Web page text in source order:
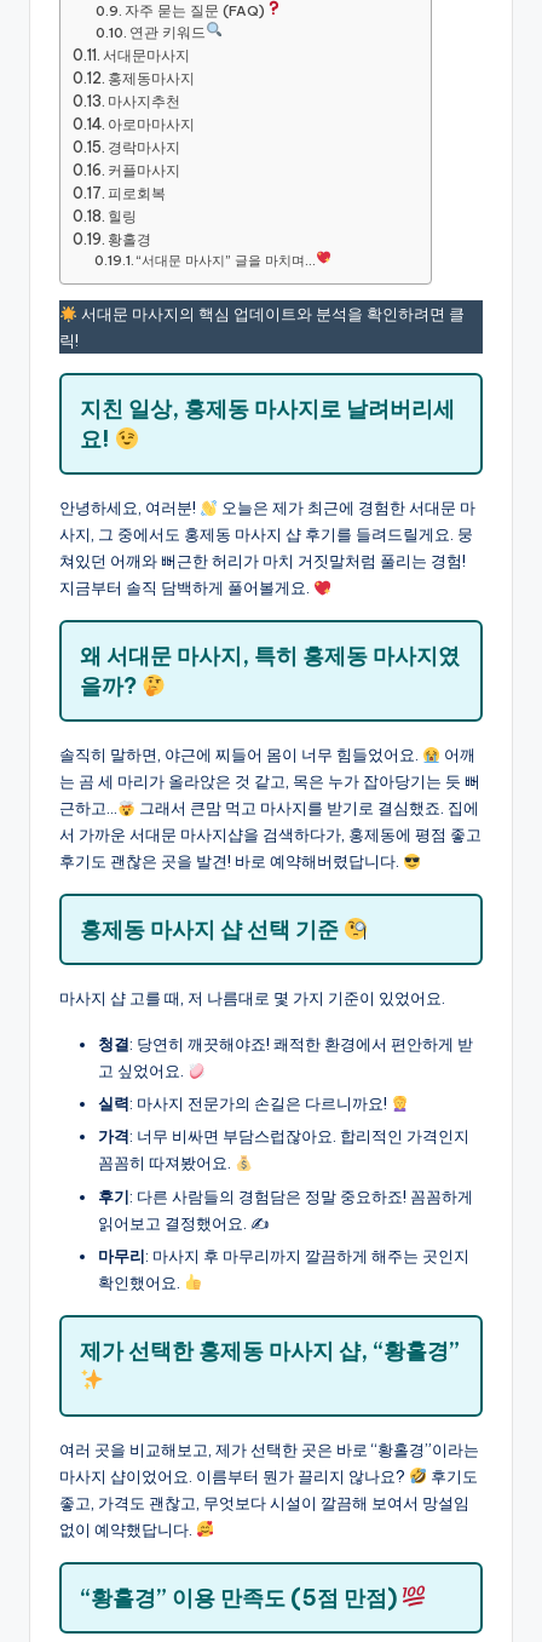
자주 묻는 질문 (FAQ)
연관 키워드
서대문마사지
홍제동마사지
마사지추천
아로마마사지
경락마사지
커플마사지
피로회복
힐링
황홀경
“서대문 마사지” 글을 마치며…
서대문 마사지의 핵심 업데이트와 분석을 확인하려면 클
릭!
지친 일상, 홍제동 마사지로 날려버리세
요!
안녕하세요, 여러분!
오늘은 제가 최근에 경험한 서대문 마
사지, 그 중에서도 홍제동 마사지 샵 후기를 들려드릴게요. 뭉
쳐있던 어깨와 뻐근한 허리가 마치 거짓말처럼 풀리는 경험!
지금부터 솔직 담백하게 풀어볼게요.
왜 서대문 마사지, 특히 홍제동 마사지였
을까?
솔직히 말하면, 야근에 찌들어 몸이 너무 힘들었어요.
어깨
는 곰 세 마리가 올라앉은 것 같고, 목은 누가 잡아당기는 듯 뻐
근하고…
그래서 큰맘 먹고 마사지를 받기로 결심했죠. 집에
서 가까운 서대문 마사지샵을 검색하다가, 홍제동에 평점 좋고
후기도 괜찮은 곳을 발견! 바로 예약해버렸답니다.
홍제동 마사지 샵 선택 기준
마사지 샵 고를 때, 저 나름대로 몇 가지 기준이 있었어요.
청결: 당연히 깨끗해야죠! 쾌적한 환경에서 편안하게 받
고 싶었어요.
실력: 마사지 전문가의 손길은 다르니까요!
가격: 너무 비싸면 부담스럽잖아요. 합리적인 가격인지
꼼꼼히 따져봤어요.
후기: 다른 사람들의 경험담은 정말 중요하죠! 꼼꼼하게
읽어보고 결정했어요. ✍️
마무리: 마사지 후 마무리까지 깔끔하게 해주는 곳인지
확인했어요.
제가 선택한 홍제동 마사지 샵, “황홀경”
여러 곳을 비교해보고, 제가 선택한 곳은 바로 “황홀경”이라는
마사지 샵이었어요. 이름부터 뭔가 끌리지 않나요?
후기도
좋고, 가격도 괜찮고, 무엇보다 시설이 깔끔해 보여서 망설임
없이 예약했답니다.
“황홀경” 이용 만족도 (5점 만점)